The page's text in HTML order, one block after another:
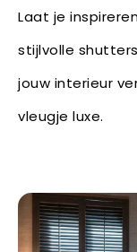
Laat je
stijlvolle
jouw interieur
vleugje luxe.